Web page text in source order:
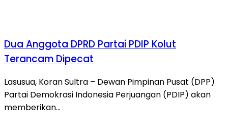
Dua Anggota DPRD Partai PDIP Kolut
Terancam Dipecat
Lasusua, Koran Sultra – Dewan Pimpinan Pusat (DPP)
Partai Demokrasi Indonesia Perjuangan (PDIP) akan
memberikan…